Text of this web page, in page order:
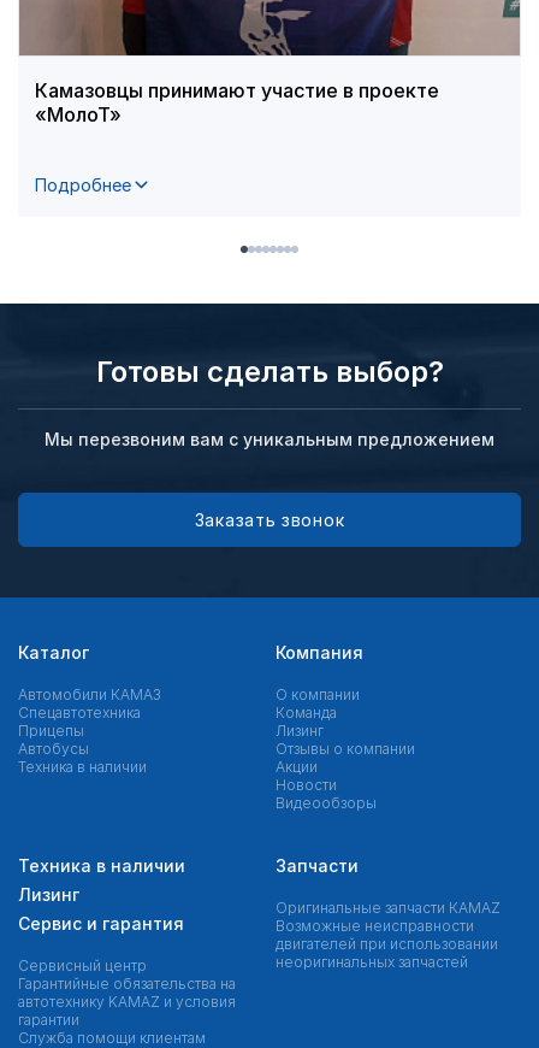
Камазовцы принимают участие в проекте
«МолоТ»
Подробнее
Готовы сделать выбор?
Мы перезвоним вам с уникальным предложением
Заказать звонок
Каталог
Автомобили КАМАЗ
Спецавтотехника
Прицепы
Автобусы
Техника в наличии
Компания
О компании
Команда
Лизинг
Отзывы о компании
Акции
Новости
Видеообзоры
Техника в наличии
Лизинг
Сервис и гарантия
Сервисный центр
Гарантийные обязательства на
автотехнику KAMAZ и условия
гарантии
Служба помощи клиентам
Запчасти
Оригинальные запчасти КAMAZ
Возможные неисправности
двигателей при использовании
неоригинальных запчастей